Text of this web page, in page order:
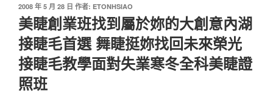
發
佈
於
2008 年 5 月 28 日 作者: ETONHSIAO
美睫創業班找到屬於妳的大創意內湖
接睫毛首選 舞睫挺妳找回未來榮光
接睫毛教學面對失業寒冬全科美睫證
照班